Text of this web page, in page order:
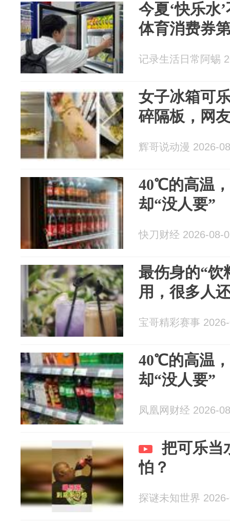
今夏‘快乐水
体育消费券
记录生活日常阿蜴
女子冰箱可
碎隔板，网
辉哥说动漫 2026-
40℃的高温
却“没人要”
快刀财经 2026-08-
最伤身的“饮
用，很多人
宝哥精彩赛事
40℃的高温
却“没人要”
凤凰网财经 2026-
把可乐当
怕？
探谜未知世界